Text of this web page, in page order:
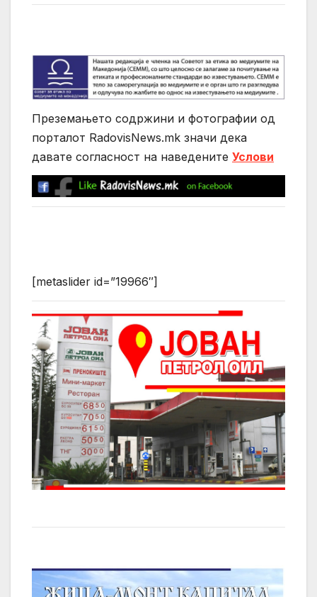
Преземањето содржини и фотографии од
порталот RadovisNews.mk значи дека
давате согласност на нaведените Услови
[metaslider id=”19966″]